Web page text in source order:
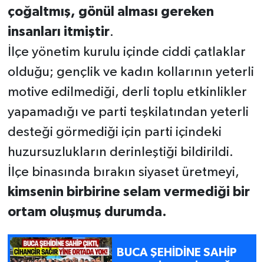
çoğaltmış, gönül alması gereken
insanları itmiştir.
İlçe yönetim kurulu içinde ciddi çatlaklar
olduğu; gençlik ve kadın kollarının yeterli
motive edilmediği, derli toplu etkinlikler
yapamadığı ve parti teşkilatından yeterli
desteği görmediği için parti içindeki
huzursuzlukların derinleştiği bildirildi.
İlçe binasında bırakın siyaset üretmeyi,
kimsenin birbirine selam vermediği bir
ortam oluşmuş durumda.
BUCA ŞEHİDİNE SAHİP